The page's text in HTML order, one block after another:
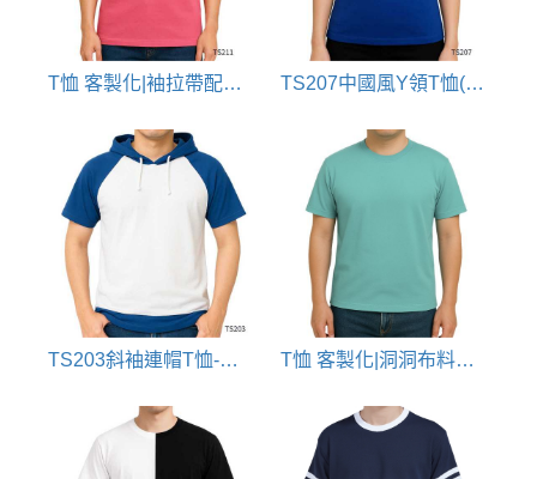
T恤 客製化|袖拉帶配色款 TS207中國風Y領T恤(漢服改良Y領)
TS203斜袖連帽T恤-訂製款(拉克蘭袖) T恤 客製化|洞洞布料剪接